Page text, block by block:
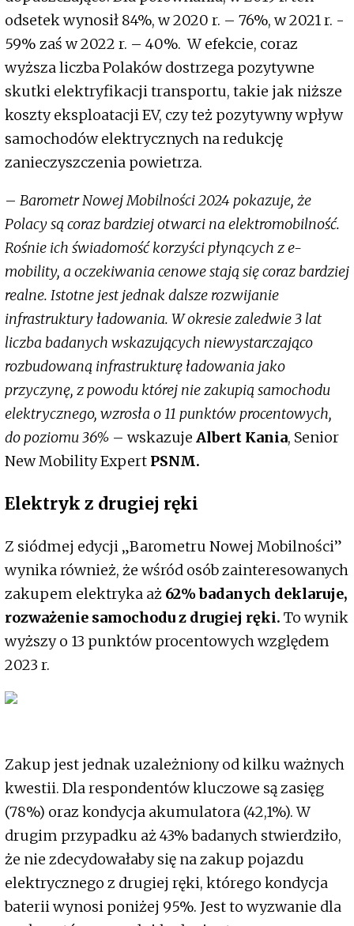
odsetek wynosił 84%, w 2020 r. – 76%, w 2021 r. -
59% zaś w 2022 r. – 40%. W efekcie, coraz
wyższa liczba Polaków dostrzega pozytywne
skutki elektryfikacji transportu, takie jak niższe
koszty eksploatacji EV, czy też pozytywny wpływ
samochodów elektrycznych na redukcję
zanieczyszczenia powietrza.
– Barometr Nowej Mobilności 2024 pokazuje, że
Polacy są coraz bardziej otwarci na elektromobilność.
Rośnie ich świadomość korzyści płynących z e-
mobility, a oczekiwania cenowe stają się coraz bardziej
realne. Istotne jest jednak dalsze rozwijanie
infrastruktury ładowania. W okresie zaledwie 3 lat
liczba badanych wskazujących niewystarczająco
rozbudowaną infrastrukturę ładowania jako
przyczynę, z powodu której nie zakupią samochodu
elektrycznego, wzrosła o 11 punktów procentowych,
do poziomu 36% – wskazuje Albert Kania, Senior
New Mobility Expert PSNM.
Elektryk z drugiej ręki
Z siódmej edycji „Barometru Nowej Mobilności”
wynika również, że wśród osób zainteresowanych
zakupem elektryka aż 62% badanych deklaruje,
rozważenie samochodu z drugiej ręki. To wynik
wyższy o 13 punktów procentowych względem
2023 r.
Zakup jest jednak uzależniony od kilku ważnych
kwestii. Dla respondentów kluczowe są zasięg
(78%) oraz kondycja akumulatora (42,1%). W
drugim przypadku aż 43% badanych stwierdziło,
że nie zdecydowałaby się na zakup pojazdu
elektrycznego z drugiej ręki, którego kondycja
baterii wynosi poniżej 95%. Jest to wyzwanie dla